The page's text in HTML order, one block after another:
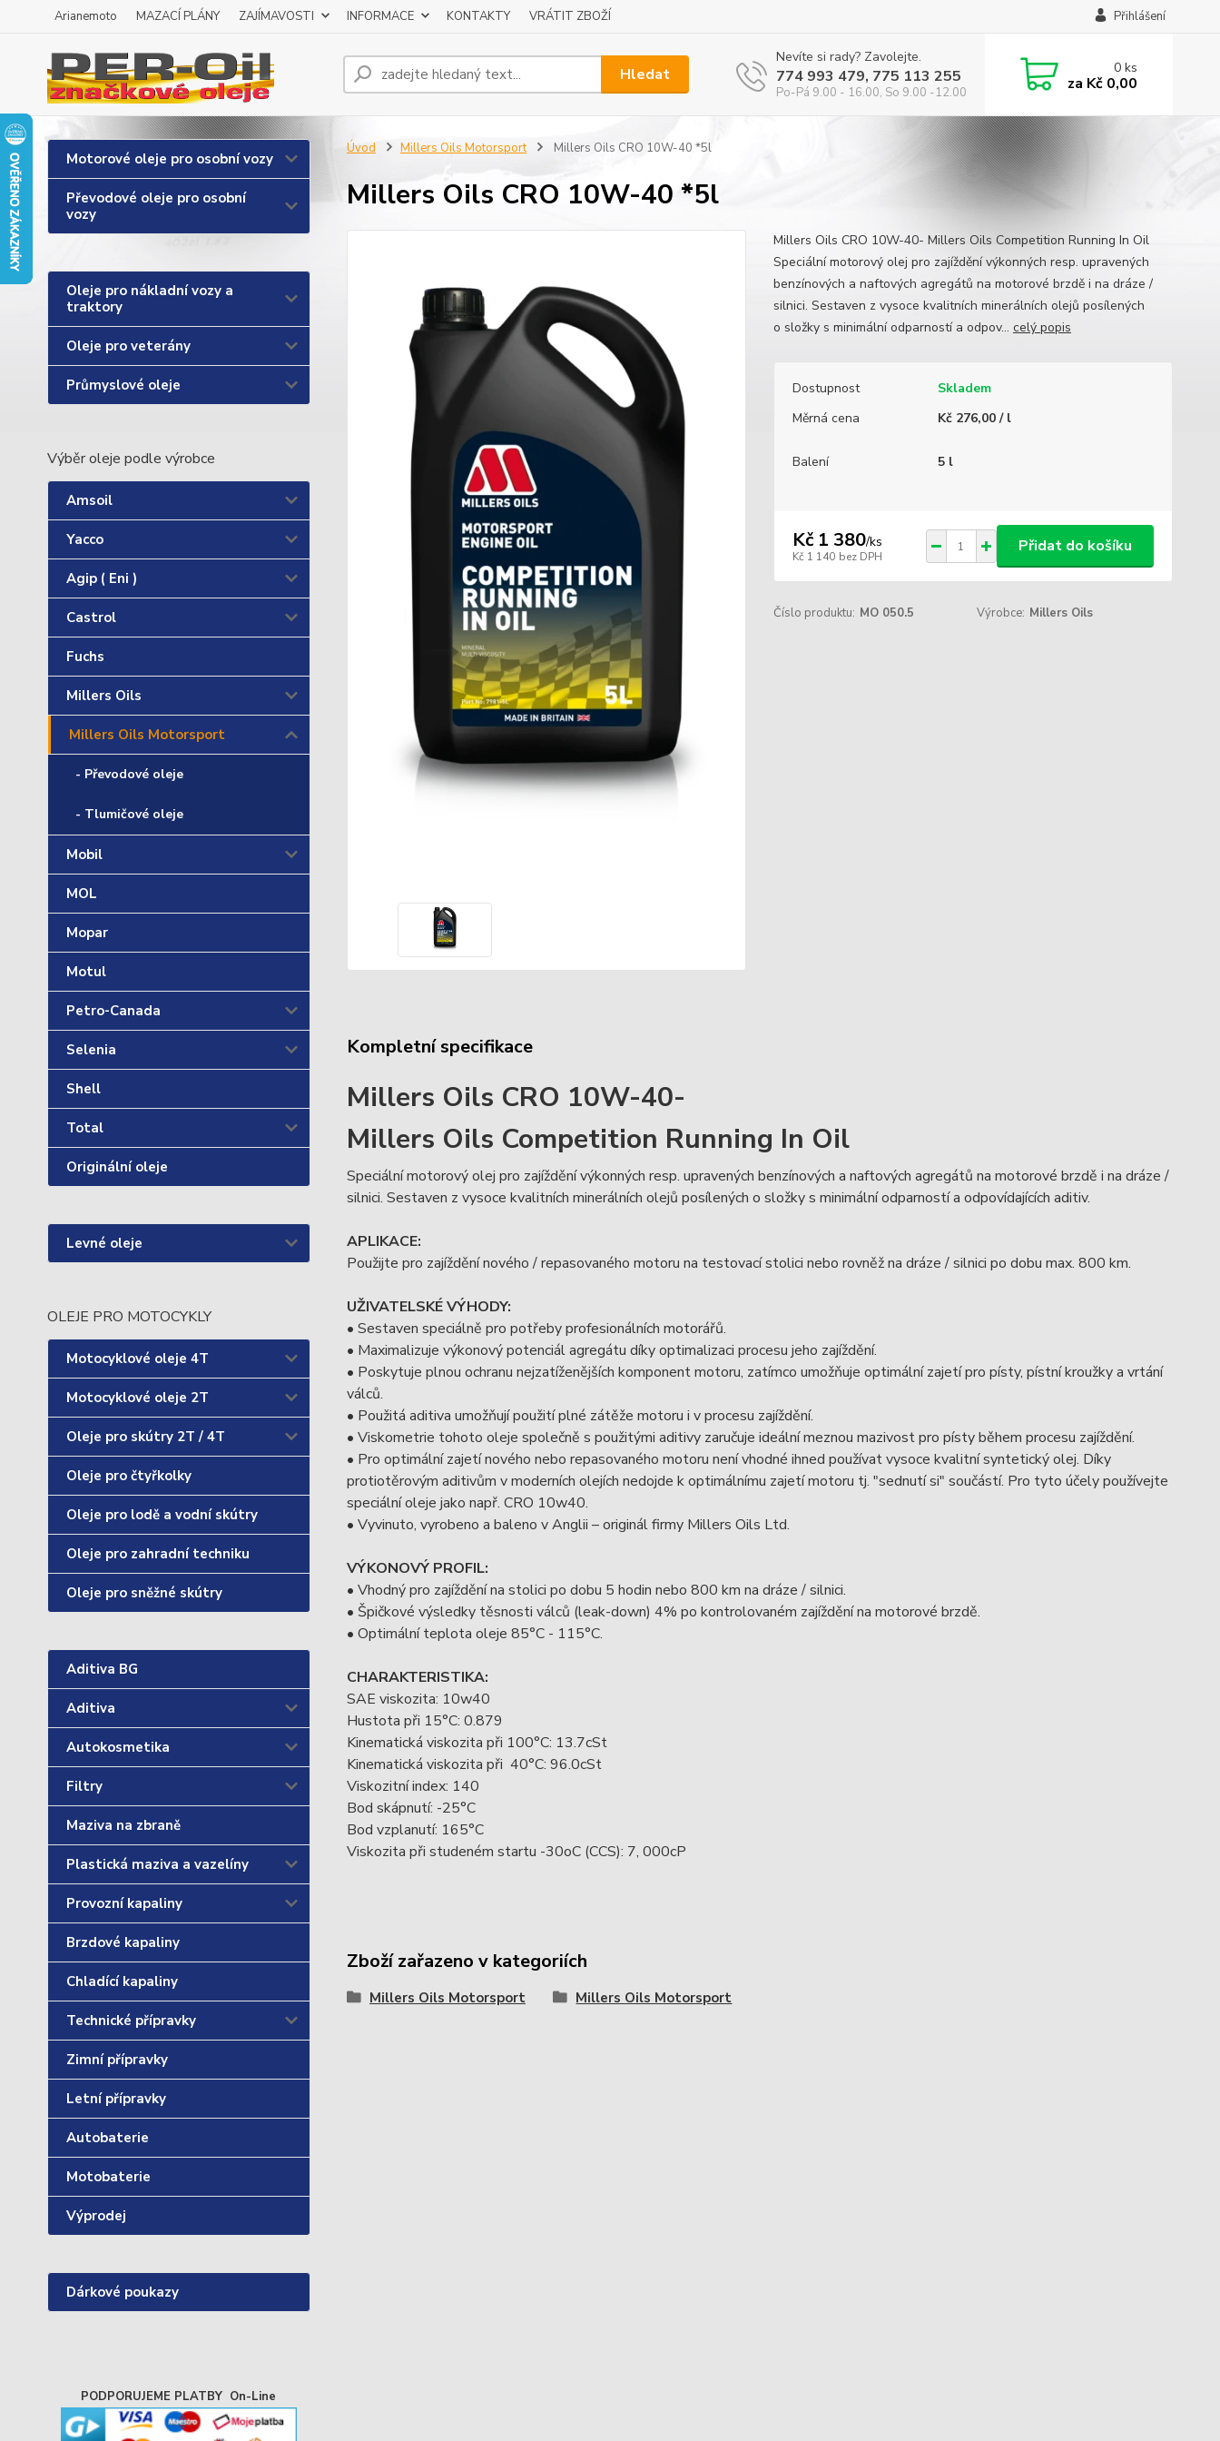
Arianemoto MAZACÍ PLÁNY ZAJÍMAVOSTI INFORMACE KONTAKTY VRÁTIT ZBOŽÍ Přihlášení
Hledat
Nevíte si rady? Zavolejte.
774 993 479, 775 113 255
Po-Pá 9.00 - 16.00, So 9.00 -12.00
0ks
za Kč 0,00
Motorové oleje pro osobní vozy
Převodové oleje pro osobní
vozy
Oleje pro nákladní vozy a
traktory
Oleje pro veterány
Průmyslové oleje
Výběr oleje podle výrobce
Amsoil
Yacco
Agip ( Eni )
Castrol
Fuchs
Millers Oils
Millers Oils Motorsport
- Převodové oleje
- Tlumičové oleje
Mobil
MOL
Mopar
Motul
Petro-Canada
Selenia
Shell
Total
Originální oleje
Levné oleje
OLEJE PRO MOTOCYKLY
Motocyklové oleje 4T
Motocyklové oleje 2T
Oleje pro skútry 2T / 4T
Oleje pro čtyřkolky
Oleje pro lodě a vodní skútry
Oleje pro zahradní techniku
Oleje pro sněžné skútry
Aditiva BG
Aditiva
Autokosmetika
Filtry
Maziva na zbraně
Plastická maziva a vazelíny
Provozní kapaliny
Brzdové kapaliny
Chladící kapaliny
Technické přípravky
Zimní přípravky
Letní přípravky
Autobaterie
Motobaterie
Výprodej
Dárkové poukazy
PODPORUJEME PLATBY On-Line
Úvod Millers Oils Motorsport Millers Oils CRO 10W-40 *5l
Millers Oils CRO 10W-40 *5l
Millers Oils CRO 10W-40- Millers Oils Competition Running In Oil
Speciální motorový olej pro zajíždění výkonných resp. upravených
benzínových a naftových agregátů na motorové brzdě i na dráze /
silnici. Sestaven z vysoce kvalitních minerálních olejů posílených
o složky s minimální odparností a odpov... celý popis
Dostupnost
Skladem
Měrná cena
Kč 276,00 / l
Balení 5 l
Kč 1 380/ks
Kč 1 140 bez DPH
Přidat do košíku
Číslo produktu: MO 050.5 Výrobce: Millers Oils
Kompletní specifikace
Millers Oils CRO 10W-40-
Millers Oils Competition Running In Oil
Speciální motorový olej pro zajíždění výkonných resp. upravených benzínových a naftových agregátů na motorové brzdě i na dráze /
silnici. Sestaven z vysoce kvalitních minerálních olejů posílených o složky s minimální odparností a odpovídajících aditiv.
APLIKACE:
Použijte pro zajíždění nového / repasovaného motoru na testovací stolici nebo rovněž na dráze / silnici po dobu max. 800 km.
UŽIVATELSKÉ VÝHODY:
• Sestaven speciálně pro potřeby profesionálních motorářů.
• Maximalizuje výkonový potenciál agregátu díky optimalizaci procesu jeho zajíždění.
• Poskytuje plnou ochranu nejzatíženějších komponent motoru, zatímco umožňuje optimální zajetí pro písty, pístní kroužky a vrtání
válců.
• Použitá aditiva umožňují použití plné zátěže motoru i v procesu zajíždění.
• Viskometrie tohoto oleje společně s použitými aditivy zaručuje ideální meznou mazivost pro písty během procesu zajíždění.
• Pro optimální zajetí nového nebo repasovaného motoru není vhodné ihned používat vysoce kvalitní syntetický olej. Díky
protiotěrovým aditivům v moderních olejích nedojde k optimálnímu zajetí motoru tj. "sednutí si" součástí. Pro tyto účely používejte
speciální oleje jako např. CRO 10w40.
• Vyvinuto, vyrobeno a baleno v Anglii – originál firmy Millers Oils Ltd.
VÝKONOVÝ PROFIL:
• Vhodný pro zajíždění na stolici po dobu 5 hodin nebo 800 km na dráze / silnici.
• Špičkové výsledky těsnosti válců (leak-down) 4% po kontrolovaném zajíždění na motorové brzdě.
• Optimální teplota oleje 85°C - 115°C.
CHARAKTERISTIKA:
SAE viskozita: 10w40
Hustota při 15°C: 0.879
Kinematická viskozita při 100°C: 13.7cSt
Kinematická viskozita při 40°C: 96.0cSt
Viskozitní index: 140
Bod skápnutí: -25°C
Bod vzplanutí: 165°C
Viskozita při studeném startu -30oC (CCS): 7, 000cP
Zboží zařazeno v kategoriích
Millers Oils Motorsport Millers Oils Motorsport